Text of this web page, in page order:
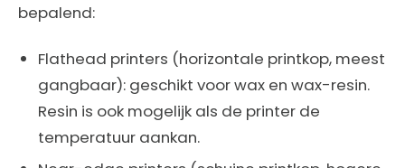
bepalend:
Flathead printers (horizontale printkop, meest
gangbaar): geschikt voor wax en wax-resin.
Resin is ook mogelijk als de printer de
temperatuur aankan.